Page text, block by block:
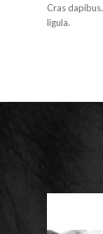
Cras dapibus.
ligula.